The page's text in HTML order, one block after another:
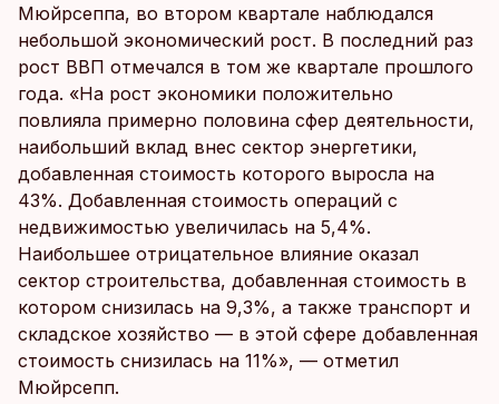
Мюйрсеппа, во втором квартале наблюдался
небольшой экономический рост. В последний раз
рост ВВП отмечался в том же квартале прошлого
года. «На рост экономики положительно
повлияла примерно половина сфер деятельности,
наибольший вклад внес сектор энергетики,
добавленная стоимость которого выросла на
43%. Добавленная стоимость операций с
недвижимостью увеличилась на 5,4%.
Наибольшее отрицательное влияние оказал
сектор строительства, добавленная стоимость в
котором снизилась на 9,3%, а также транспорт и
складское хозяйство — в этой сфере добавленная
стоимость снизилась на 11%», — отметил
Мюйрсепп.